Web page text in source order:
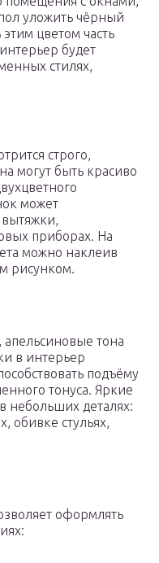
уложить чёрный
цветом часть
будет
стилях,
строго,
могут быть красиво
может
вытяжки,
приборах. На
можно наклеив
рисунком.
тона
в интерьер
подъёму
тонуса. Яркие
небольших деталях:
обивке стульях,
оформлять